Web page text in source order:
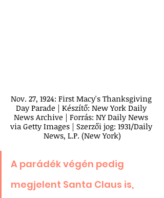
Nov. 27, 1924: First Macy's Thanksgiving
Day Parade | Készítő: New York Daily
News Archive | Forrás: NY Daily News
via Getty Images | Szerzői jog: 1931/Daily
News, L.P. (New York)
A parádék végén pedig
megjelent Santa Claus is,